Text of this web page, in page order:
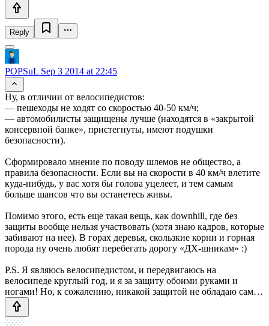
Reply
POPSuL Sep 3 2014 at 22:45
Ну, в отличии от велосипедистов:
— пешеходы не ходят со скоростью 40-50 км/ч;
— автомобилисты защищены лучше (находятся в «закрытой
консервной банке», пристегнуты, имеют подушки
безопасности).
Сформировало мнение по поводу шлемов не общество, а
правила безопасности. Если вы на скорости в 40 км/ч влетите
куда-нибудь, у вас хотя бы голова уцелеет, и тем самым
больше шансов что вы останетесь живы.
Помимо этого, есть еще такая вещь, как downhill, где без
защиты вообще нельзя участвовать (хотя знаю кадров, которые
забивают на нее). В горах деревья, скользкие корни и горная
порода ну очень любят перебегать дорогу «ДХ-шникам» :)
P.S. Я являюсь велосипедистом, и передвигаюсь на
велосипеде круглый год, и я за защиту обоими руками и
ногами! Но, к сожалению, никакой защитой не обладаю сам…